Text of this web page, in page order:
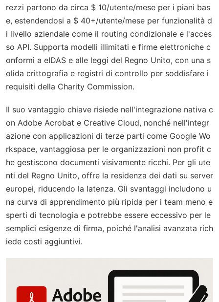
rezzi partono da circa $ 10/utente/mese per i piani bas
e, estendendosi a $ 40+/utente/mese per funzionalità d
i livello aziendale come il routing condizionale e l'acces
so API. Supporta modelli illimitati e firme elettroniche c
onformi a eIDAS e alle leggi del Regno Unito, con una s
olida crittografia e registri di controllo per soddisfare i
requisiti della Charity Commission.
Il suo vantaggio chiave risiede nell'integrazione nativa c
on Adobe Acrobat e Creative Cloud, nonché nell'integr
azione con applicazioni di terze parti come Google Wo
rkspace, vantaggiosa per le organizzazioni non profit c
he gestiscono documenti visivamente ricchi. Per gli ute
nti del Regno Unito, offre la residenza dei dati su server
europei, riducendo la latenza. Gli svantaggi includono u
na curva di apprendimento più ripida per i team meno e
sperti di tecnologia e potrebbe essere eccessivo per le
semplici esigenze di firma, poiché l'analisi avanzata rich
iede costi aggiuntivi.